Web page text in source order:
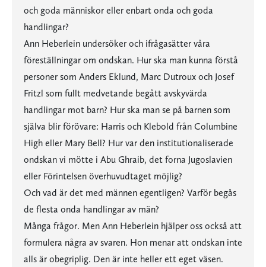
och goda människor eller enbart onda och goda
handlingar?
Ann Heberlein undersöker och ifrågasätter våra
föreställningar om ondskan. Hur ska man kunna förstå
personer som Anders Eklund, Marc Dutroux och Josef
Fritzl som fullt medvetande begått avskyvärda
handlingar mot barn? Hur ska man se på barnen som
själva blir förövare: Harris och Klebold från Columbine
High eller Mary Bell? Hur var den institutionaliserade
ondskan vi mötte i Abu Ghraib, det forna Jugoslavien
eller Förintelsen överhuvudtaget möjlig?
Och vad är det med männen egentligen? Varför begås
de flesta onda handlingar av män?
Många frågor. Men Ann Heberlein hjälper oss också att
formulera några av svaren. Hon menar att ondskan inte
alls är obegriplig. Den är inte heller ett eget väsen.